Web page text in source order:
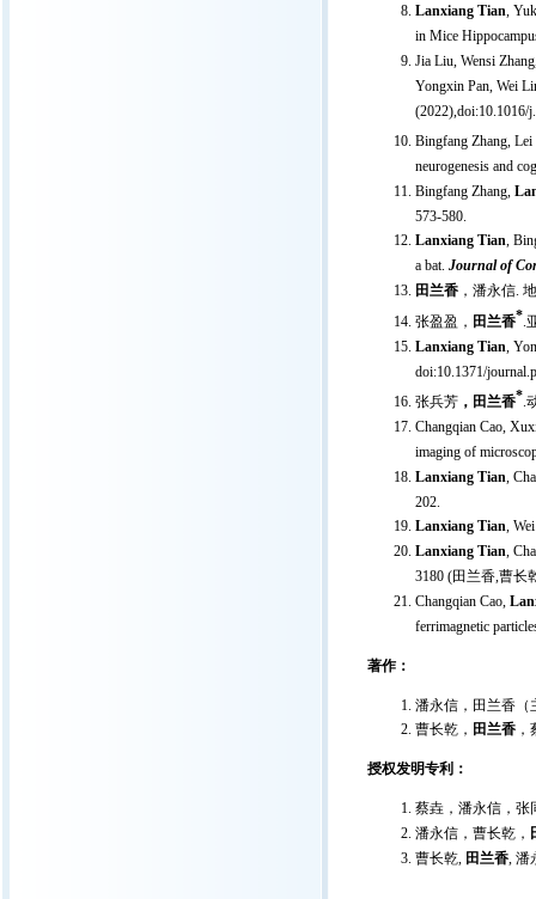
Lanxiang Tian,
in Mice
Jia Liu, Wensi
Yongxin Pan, Wei
(2022),doi:10.1016/
Bingfang Zhang,
neurogenesis and
Bingfang Zhang,
573-580.
Lanxiang Tian,
a bat. Journal of
田兰香 ，潘永信.
张盈盈， 田兰香*.
Lanxiang Tian,
doi:10.1371/
张兵芳 ，田兰香*.
Changqian Cao,
imaging of
Lanxiang Tian,
202.
Lanxiang Tian,
Lanxiang Tian,
3180 (田兰香,曹长
Changqian Cao,
ferrimagnetic
著作：
潘永信，田兰香
曹长乾， 田兰香
授权发明专利：
蔡垚，潘永信，张
潘永信，曹长乾，
曹长乾, 田兰香, 潘